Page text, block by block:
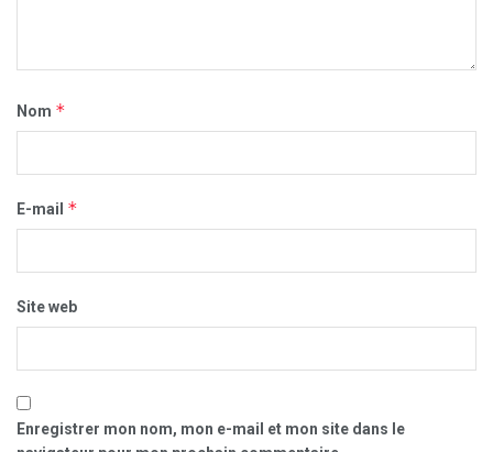
Nom *
E-mail *
Site web
Enregistrer mon nom, mon e-mail et mon site dans le